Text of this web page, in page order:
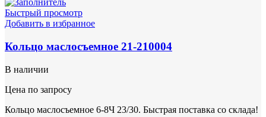
Быстрый просмотр
Добавить в избранное
Кольцо маслосъемное 21-210004
В наличии
Цена по запросу
Кольцо маслосъемное 6-8Ч 23/30. Быстрая поставка со склада!